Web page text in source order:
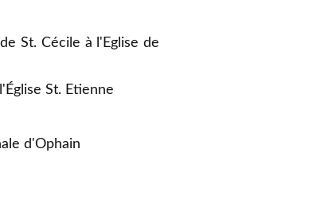
St. Cécile à l'Eglise de
St. Etienne
d'Ophain